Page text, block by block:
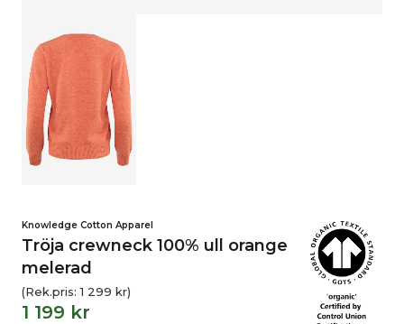
Knowledge Cotton Apparel
Tröja crewneck 100% ull orange
melerad
(Rek.pris:1 299 kr)
1 199 kr